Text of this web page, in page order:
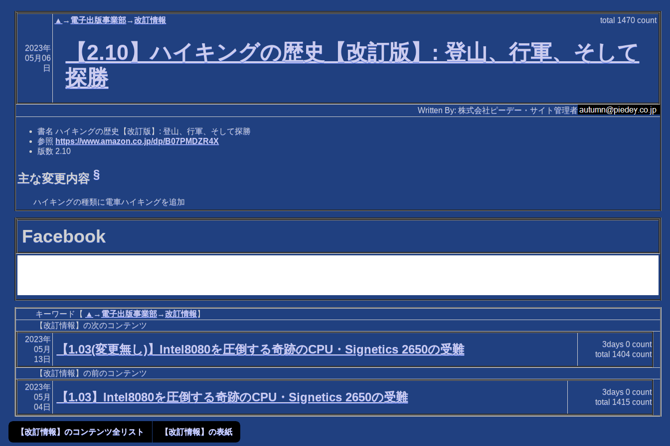
2023年
05月06
日
▲ → 電子出版事業部→改訂情報 total 1470 count
【2.10】ハイキングの歴史【改訂版】: 登山、行軍、そして
探勝
Written By: 株式会社ピーデー・サイト管理者
書名 ハイキングの歴史【改訂版】: 登山、行軍、そして探勝
参照 https://www.amazon.co.jp/dp/B07PMDZR4X
版数 2.10
主な変更内容§
ハイキングの種類に電車ハイキングを追加
Facebook
キーワード【 ▲ → 電子出版事業部→改訂情報】
【改訂情報】の次のコンテンツ
2023年
05月
13日
【1.03(変更無し)】Intel8080を圧倒する奇跡のCPU・Signetics 2650の受難 3days 0count
total 1404count
【改訂情報】の前のコンテンツ
2023年
05月
04日
【1.03】Intel8080を圧倒する奇跡のCPU・Signetics 2650の受難 3days 0count
total 1415count
【改訂情報】のコンテンツ全リスト 【改訂情報】の表紙